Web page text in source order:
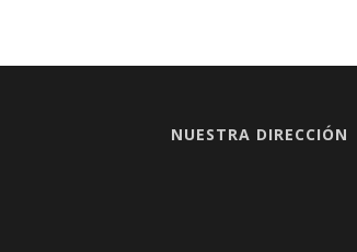
NUESTRA DIRECCIÓN